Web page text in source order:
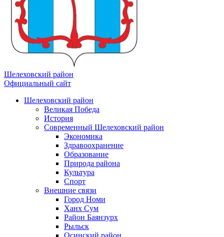
Шелеховский район
Официальный сайт
Шелеховский район
Великая Победа
История
Современный Шелеховский район
Экономика
Здравоохранение
Образование
Природа района
Культура
Спорт
Внешние связи
Город Номи
Ханх Сум
Район Баянзурх
Рыльск
Осинский район